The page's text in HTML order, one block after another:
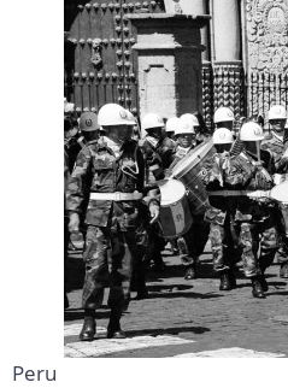
Peru